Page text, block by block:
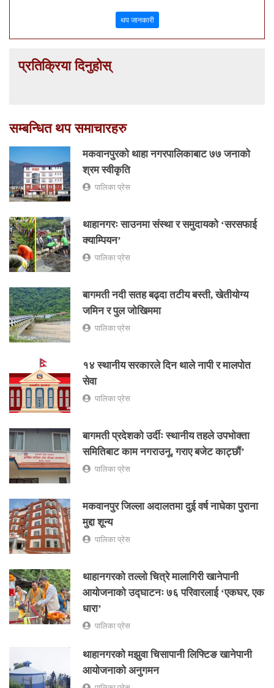
थप जानकारी
प्रतिक्रिया दिनुहोस्
सम्बन्धित थप समाचारहरु
मकवानपुरको थाहा नगरपालिकाबाट ७७ जनाको
श्रम स्वीकृति
पालिका प्रेस
थाहानगरः साउनमा संस्था र समुदायको ‘सरसफाई
क्याम्पियन’
पालिका प्रेस
बागमती नदी सतह बढ्दा तटीय बस्ती, खेतीयोग्य
जमिन र पुल जोखिममा
पालिका प्रेस
१४ स्थानीय सरकारले दिन थाले नापी र मालपोत
सेवा
पालिका प्रेस
बागमती प्रदेशको उर्दीः स्थानीय तहले उपभोक्ता
समितिबाट काम नगराउनू, गराए बजेट काट्छौं’
पालिका प्रेस
मकवानपुर जिल्ला अदालतमा दुई वर्ष नाघेका पुराना
मुद्दा शून्य
पालिका प्रेस
थाहानगरको तल्लो चित्रे मालागिरी खानेपानी
आयोजनाको उद्घाटनः ७६ परिवारलाई ‘एकघर, एक
धारा’
पालिका प्रेस
थाहानगरको मझुवा चिसापानी लिफ्टिङ खानेपानी
आयोजनाको अनुगमन